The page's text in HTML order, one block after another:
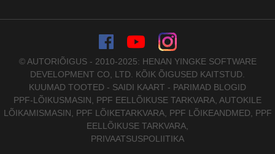
© AUTORIÕIGUS - 2010-2025: HENAN YINGKE SOFTWARE
DEVELOPMENT CO, LTD. KÕIK ÕIGUSED KAITSTUD.
KUUMAD TOOTED - SAIDI KAART - PARIMAD BLOGID
PPF-LÕIKUSMASIN, PPF EELLÕIKUSE TARKVARA, AUTOKILE
LÕIKAMISMASIN, PPF LÕIKETARKVARA, PPF LÕIKEANDMED, PPF
EELLÕIKUSE TARKVARA,
PRIVAATSUSPOLIITIKA